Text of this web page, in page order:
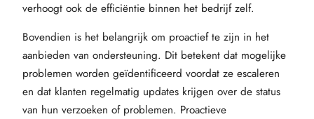
verhoogt ook de efficiëntie binnen het bedrijf zelf.
Bovendien is het belangrijk om proactief te zijn in het
aanbieden van ondersteuning. Dit betekent dat mogelijke
problemen worden geïdentificeerd voordat ze escaleren
en dat klanten regelmatig updates krijgen over de status
van hun verzoeken of problemen. Proactieve